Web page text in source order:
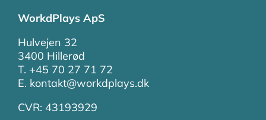
WorkdPlays ApS
Hulvejen 32
3400 Hillerød
T. +45 70 27 71 72
E. kontakt@workdplays.dk
CVR: 43193929